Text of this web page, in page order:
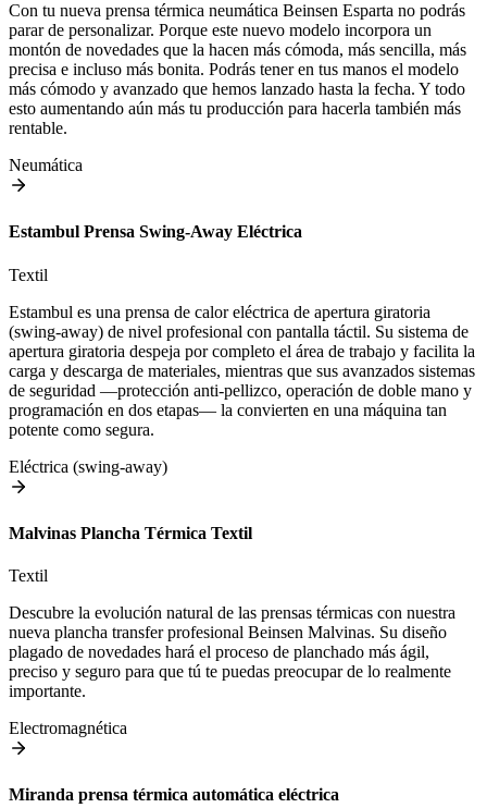
Con tu nueva prensa térmica neumática Beinsen Esparta no podrás
parar de personalizar. Porque este nuevo modelo incorpora un
montón de novedades que la hacen más cómoda, más sencilla, más
precisa e incluso más bonita. Podrás tener en tus manos el modelo
más cómodo y avanzado que hemos lanzado hasta la fecha. Y todo
esto aumentando aún más tu producción para hacerla también más
rentable.
Neumática
Estambul Prensa Swing-Away Eléctrica
Textil
Estambul es una prensa de calor eléctrica de apertura giratoria
(swing-away) de nivel profesional con pantalla táctil. Su sistema de
apertura giratoria despeja por completo el área de trabajo y facilita la
carga y descarga de materiales, mientras que sus avanzados sistemas
de seguridad —protección anti-pellizco, operación de doble mano y
programación en dos etapas— la convierten en una máquina tan
potente como segura.
Eléctrica (swing-away)
Malvinas Plancha Térmica Textil
Textil
Descubre la evolución natural de las prensas térmicas con nuestra
nueva plancha transfer profesional Beinsen Malvinas. Su diseño
plagado de novedades hará el proceso de planchado más ágil,
preciso y seguro para que tú te puedas preocupar de lo realmente
importante.
Electromagnética
Miranda prensa térmica automática eléctrica